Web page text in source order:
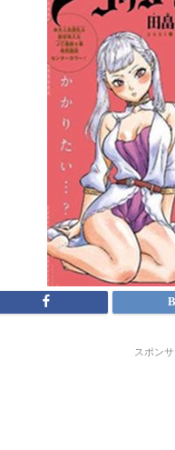
スポン